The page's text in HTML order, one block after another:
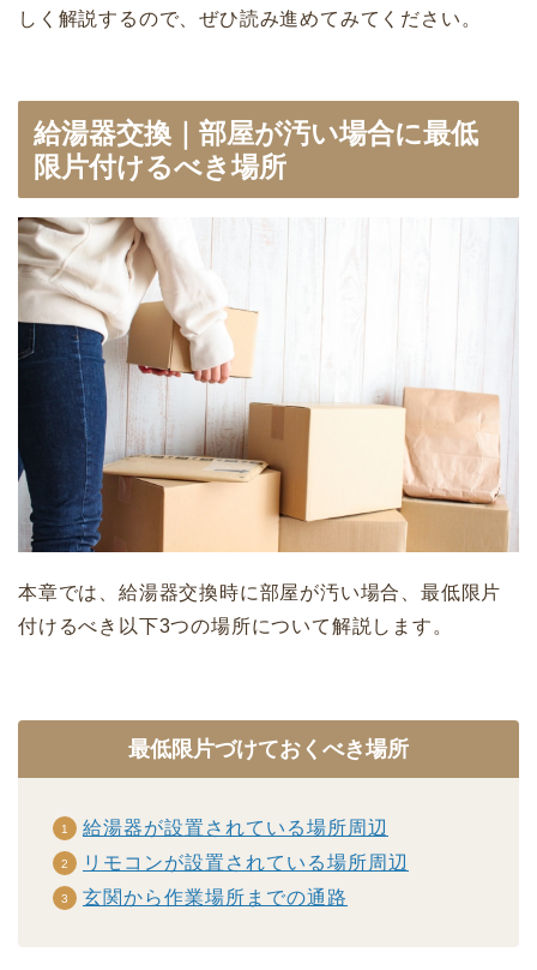
しく解説するので、ぜひ読み進めてみてください。
給湯器交換｜部屋が汚い場合に最低
限片付けるべき場所
本章では、給湯器交換時に部屋が汚い場合、最低限片
付けるべき以下3つの場所について解説します。
最低限片づけておくべき場所
給湯器が設置されている場所周辺
リモコンが設置されている場所周辺
玄関から作業場所までの通路